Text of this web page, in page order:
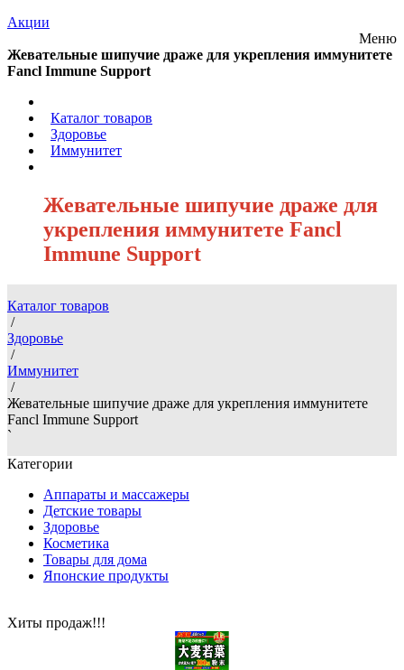
Акции
Меню
Жевательные шипучие драже для укрепления иммунитете
Fancl Immune Support
Каталог товаров
Здоровье
Иммунитет
Жевательные шипучие драже для
укрепления иммунитете Fancl
Immune Support
Каталог товаров
/
Здоровье
/
Иммунитет
/
Жевательные шипучие драже для укрепления иммунитете
Fancl Immune Support
`
Категории
Аппараты и массажеры
Детские товары
Здоровье
Косметика
Товары для дома
Японские продукты
Хиты продаж!!!